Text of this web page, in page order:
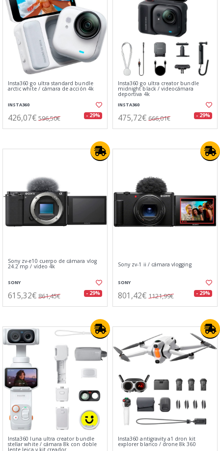
Insta360 go ultra standard bundle
arctic white / cámara de acción 4k
INSTA360
426,07€ 596,50€ - 29%
Insta360 go ultra creator bundle
midnight black / videocámara
deportiva 4k
INSTA360
475,72€ 666,01€ - 29%
Sony zv-e10 cuerpo de cámara vlog
24.2 mp / vídeo 4k
SONY
615,32€ 861,45€ - 29%
Sony zv-1 ii / cámara vlogging
SONY
801,42€ 1121,99€ - 29%
Insta360 luna ultra creator bundle
stellar white / cámara 8k con doble
lente leica y kit creador
Insta360 antigravity a1 dron kit
explorer blanco / drone 8k 360